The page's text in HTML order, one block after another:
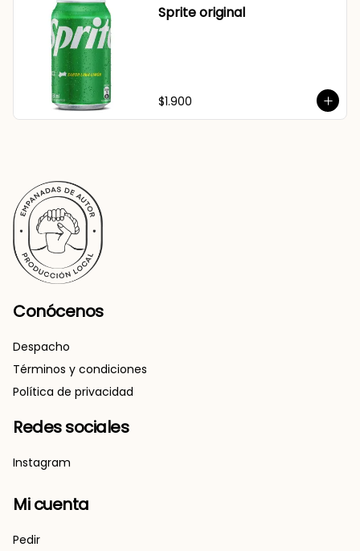
Sprite original
$1.900
Conócenos
Despacho
Términos y condiciones
Política de privacidad
Redes sociales
Instagram
Mi cuenta
Pedir